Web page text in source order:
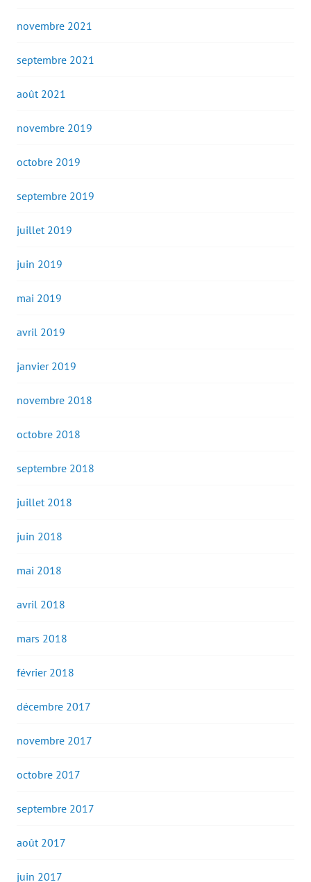
novembre 2021
septembre 2021
août 2021
novembre 2019
octobre 2019
septembre 2019
juillet 2019
juin 2019
mai 2019
avril 2019
janvier 2019
novembre 2018
octobre 2018
septembre 2018
juillet 2018
juin 2018
mai 2018
avril 2018
mars 2018
février 2018
décembre 2017
novembre 2017
octobre 2017
septembre 2017
août 2017
juin 2017